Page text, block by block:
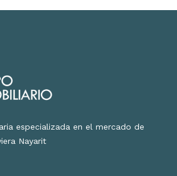
especializada en el mercado de
Nayarit